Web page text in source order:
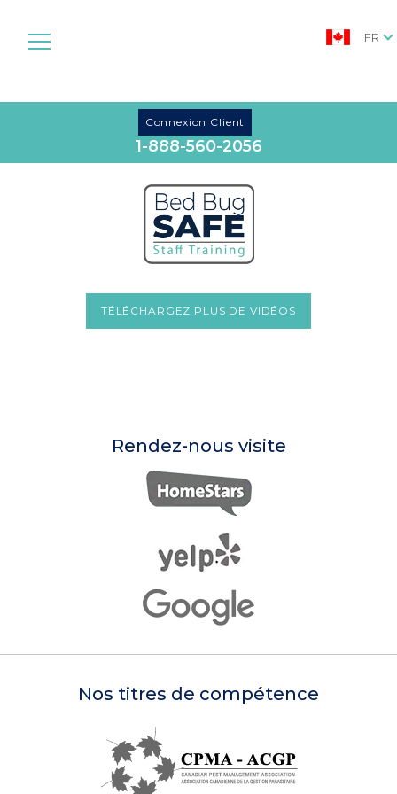
Connexion Client
FR
1-888-560-2056
TÉLÉCHARGEZ PLUS DE VIDÉOS
Rendez-nous visite
Nos titres de compétence